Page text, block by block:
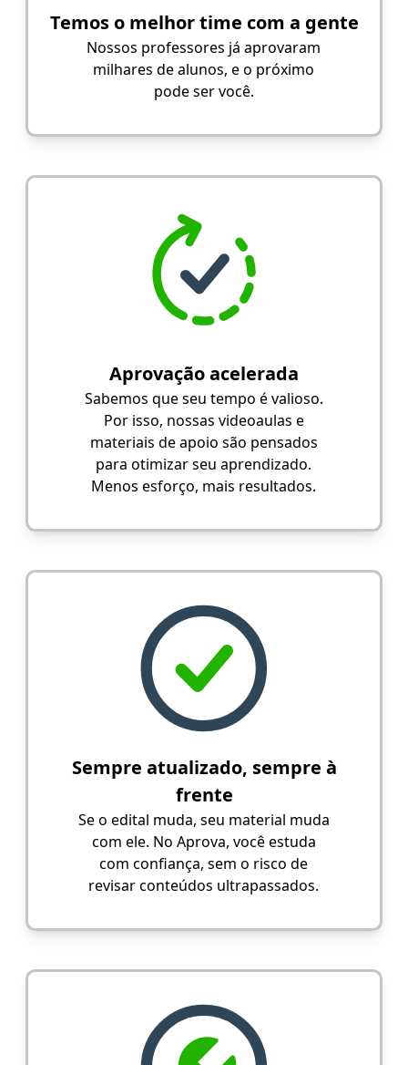
Temos o melhor time com a gente
Nossos professores já aprovaram
milhares de alunos, e o próximo
pode ser você.
Aprovação acelerada
Sabemos que seu tempo é valioso.
Por isso, nossas videoaulas e
materiais de apoio são pensados
para otimizar seu aprendizado.
Menos esforço, mais resultados.
Sempre atualizado, sempre à
frente
Se o edital muda, seu material muda
com ele. No Aprova, você estuda
com confiança, sem o risco de
revisar conteúdos ultrapassados.